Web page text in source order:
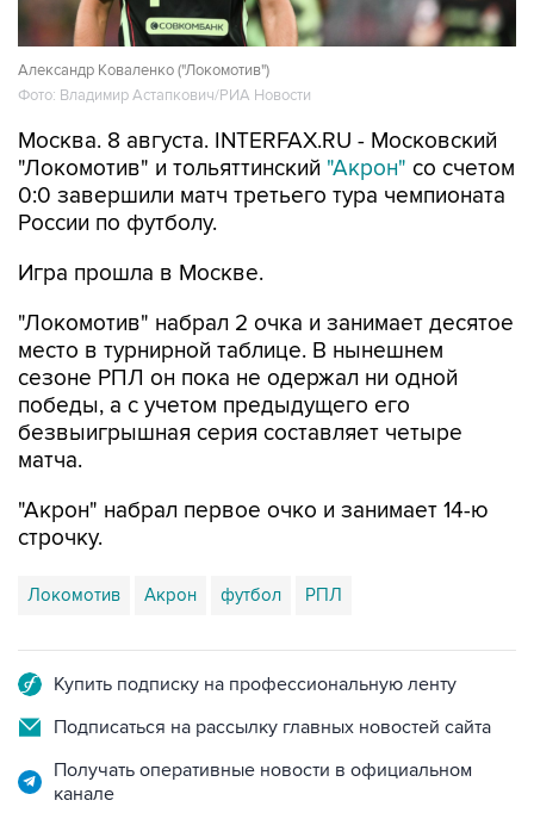
Александр Коваленко ("Локомотив")
Фото: Владимир Астапкович/РИА Новости
Москва. 8 августа. INTERFAX.RU - Московский
"Локомотив" и тольяттинский "Акрон" со счетом
0:0 завершили матч третьего тура чемпионата
России по футболу.
Игра прошла в Москве.
"Локомотив" набрал 2 очка и занимает десятое
место в турнирной таблице. В нынешнем
сезоне РПЛ он пока не одержал ни одной
победы, а с учетом предыдущего его
безвыигрышная серия составляет четыре
матча.
"Акрон" набрал первое очко и занимает 14-ю
строчку.
Локомотив Акрон футбол РПЛ
Купить подписку на профессиональную ленту
Подписаться на рассылку главных новостей сайта
Получать оперативные новости в официальном
канале